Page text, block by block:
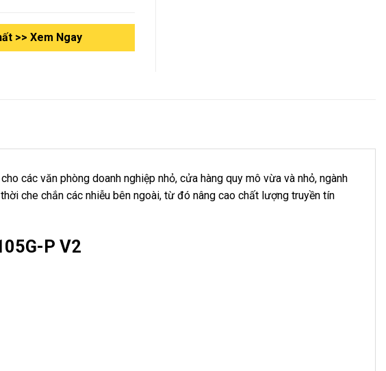
>> Xem Ngay
các văn phòng doanh nghiệp nhỏ, cửa hàng quy mô vừa và nhỏ, ngành
che chắn các nhiễu bên ngoài, từ đó nâng cao chất lượng truyền tín
P V2